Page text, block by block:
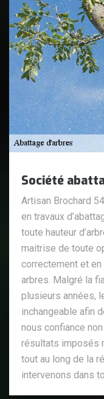
Société
Artisan Brochard
en travaux
toute hauteur
maitrise de toute
correctement et
arbres. Malgré la
plusieurs années,
inchangeable afin
nous confiance
résultats imposés
tout au long de la
intervenons dans